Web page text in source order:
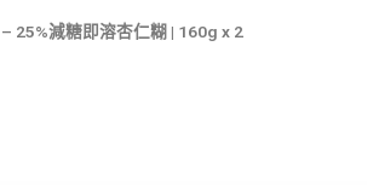
25%減糖即溶杏仁糊 | 160g x 2